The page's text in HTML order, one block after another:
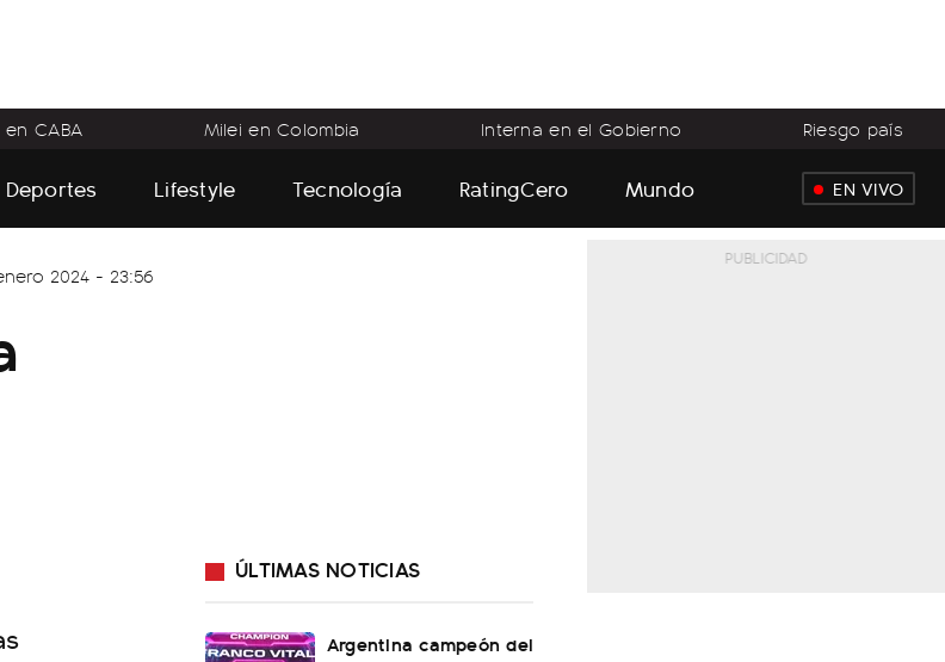
CABA Milei en Colombia Interna en el Gobierno Riesgo país
Deportes Lifestyle Tecnología RatingCero Mundo EN VIVO
2024 - 23:56
ÚLTIMAS NOTICIAS
Argentina campeón del